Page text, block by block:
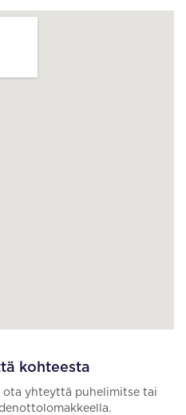
kohteesta
yhteyttä puhelimitse tai